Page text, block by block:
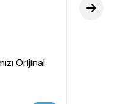
Orijinal